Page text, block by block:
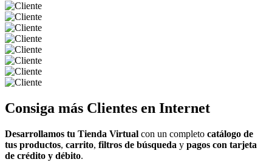
Consiga más Clientes en Internet
Desarrollamos tu Tienda Virtual con un completo catálogo de
tus productos, carrito, filtros de búsqueda y pagos con tarjeta
de crédito y débito.